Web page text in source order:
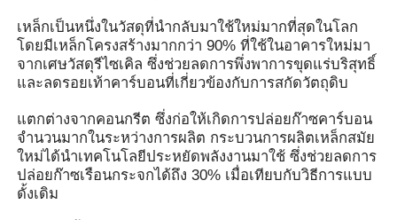
ผลิตภัณฑ์
วิดีโอ
เกี่ยวกับเรา
ทัวร์โรงงาน
เหล็กเป็นหนึ่งในวัสดุที่นำกลับมาใช้ใหม่มากที่สุดในโลก
โดยมีเหล็กโครงสร้างมากกว่า 90% ที่ใช้ในอาคารใหม่มา
จากเศษวัสดุรีไซเคิล ซึ่งช่วยลดการพึ่งพาการขุดแร่บริสุทธิ์
และลดรอยเท้าคาร์บอนที่เกี่ยวข้องกับการสกัดวัตถุดิบ
แตกต่างจากคอนกรีต ซึ่งก่อให้เกิดการปล่อยก๊าซคาร์บอน
จำนวนมากในระหว่างการผลิต กระบวนการผลิตเหล็กสมัย
ใหม่ได้นำเทคโนโลยีประหยัดพลังงานมาใช้ ซึ่งช่วยลดการ
ปล่อยก๊าซเรือนกระจกได้ถึง 30% เมื่อเทียบกับวิธีการแบบ
ดั้งเดิม